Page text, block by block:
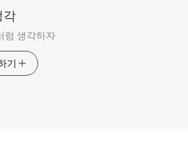
각
럼 생각하자
기